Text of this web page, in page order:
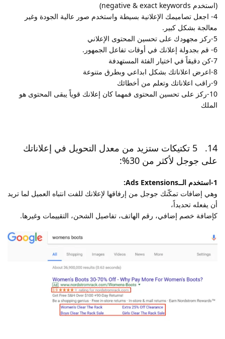
(استخدم negative & exact keywords)
4- اجعل تصاميمك الإعلانية بسيطة واستخدم صور عالية الجودة وغير
معالجة بشكل كبير.
5-ركز مجهودك على تحسين المحتوى الإعلاني
6- قم بجدولة إعلانك في أوقات تفاعل الجمهور.
7-كن دقيقاً في اختيار الفئة المستهدفة
8-اعرض اعلاناتك بشكل ابداعي وبطرق متنوعة
9-راقب اعلاناتك وتعلم من أخطائك
10-ركز على تحسين المحتوى فمهما كان إعلانك قوياً يبقى المحتوى هو
الملك
14. 5 تكتيكات ستزيد من معدل التحويل في إعلاناتك
على جوجل لأكثر من 30%:
1-استخدم الــAds Extensions:
وهي إضافات تمكّنك جوجل من إرفاقها لإعلانك للفت انتباه العميل لما تريد
أن يفعله تحديداً،
كإضافة خصم إضافي، رقم الهاتف، تفاصيل الشحن، التقييمات وغيرها.